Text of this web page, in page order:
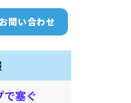
お問い合わせ
で塞ぐ